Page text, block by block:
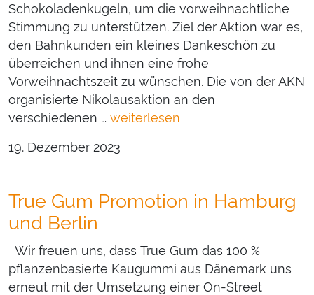
Schokoladenkugeln, um die vorweihnachtliche
Stimmung zu unterstützen. Ziel der Aktion war es,
den Bahnkunden ein kleines Dankeschön zu
überreichen und ihnen eine frohe
Vorweihnachtszeit zu wünschen. Die von der AKN
organisierte Nikolausaktion an den
verschiedenen … weiterlesen
19. Dezember 2023
True Gum Promotion in Hamburg
und Berlin
Wir freuen uns, dass True Gum das 100 %
pflanzenbasierte Kaugummi aus Dänemark uns
erneut mit der Umsetzung einer On-Street